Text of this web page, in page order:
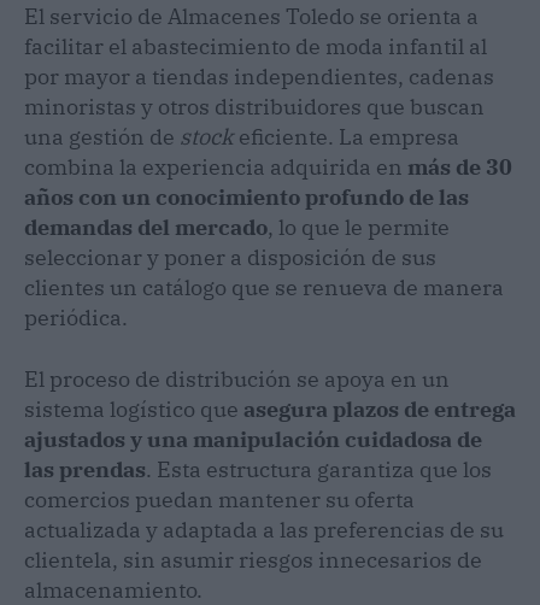
El servicio de Almacenes Toledo se orienta a
facilitar el abastecimiento de moda infantil al
por mayor a tiendas independientes, cadenas
minoristas y otros distribuidores que buscan
una gestión de stockeficiente. La empresa
combina la experiencia adquirida en más de 30
años con un conocimiento profundo de las
demandas del mercado, lo que le permite
seleccionar y poner a disposición de sus
clientes un catálogo que se renueva de manera
periódica.
El proceso de distribución se apoya en un
sistema logístico que asegura plazos de entrega
ajustados y una manipulación cuidadosa de
las prendas. Esta estructura garantiza que los
comercios puedan mantener su oferta
actualizada y adaptada a las preferencias de su
clientela, sin asumir riesgos innecesarios de
almacenamiento.